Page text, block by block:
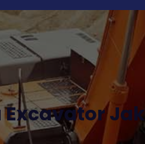
Excavator